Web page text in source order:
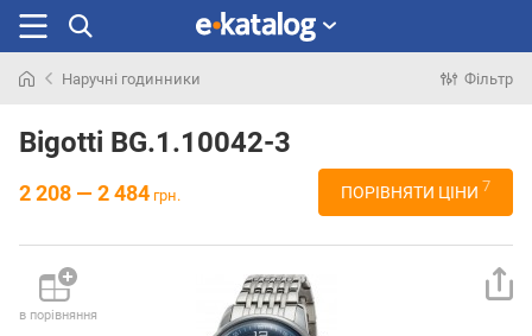
раніше
Наручні годинники Фільтр
Bigotti BG.1.10042-3
2 208 — 2 484 грн. ПОРІВНЯТИ ЦІНИ 7
в порівняння